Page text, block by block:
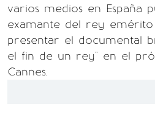
varios medios en España
examante del rey emérito
presentar el documental
el fin de un rey" en el
Cannes.